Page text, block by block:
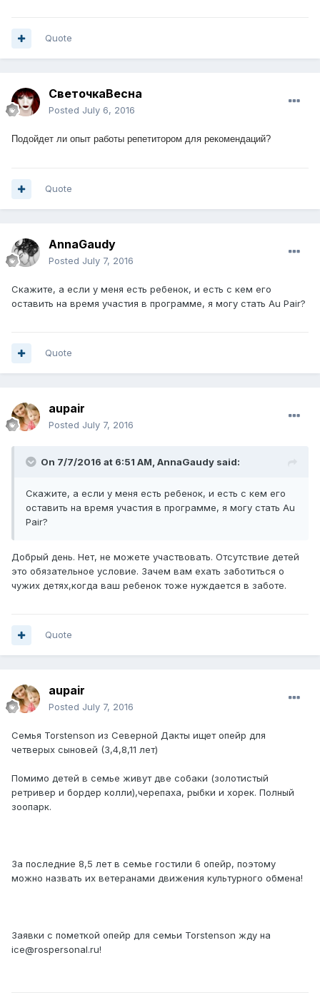
Quote
СветочкаВесна
Posted July 6, 2016
Подойдет ли опыт работы репетитором для рекомендаций?
Quote
AnnaGaudy
Posted July 7, 2016
Скажите, а если у меня есть ребенок, и есть с кем его
оставить на время участия в программе, я могу стать Au Pair?
Quote
aupair
Posted July 7, 2016
On 7/7/2016 at 6:51 AM, AnnaGaudy said:
Скажите, а если у меня есть ребенок, и есть с кем его
оставить на время участия в программе, я могу стать Au
Pair?
Добрый день. Нет, не можете участвовать. Отсутствие детей
это обязательное условие. Зачем вам ехать заботиться о
чужих детях,когда ваш ребенок тоже нуждается в заботе.
Quote
aupair
Posted July 7, 2016
Семья Torstenson из Северной Дакты ищет опейр для
четверых сыновей (3,4,8,11 лет)
Помимо детей в семье живут две собаки (золотистый
ретривер и бордер колли),черепаха, рыбки и хорек. Полный
зоопарк.
За последние 8,5 лет в семье гостили 6 опейр, поэтому
можно назвать их ветеранами движения культурного обмена!
Заявки с пометкой опейр для семьи Torstenson жду на
ice@rospersonal.ru!